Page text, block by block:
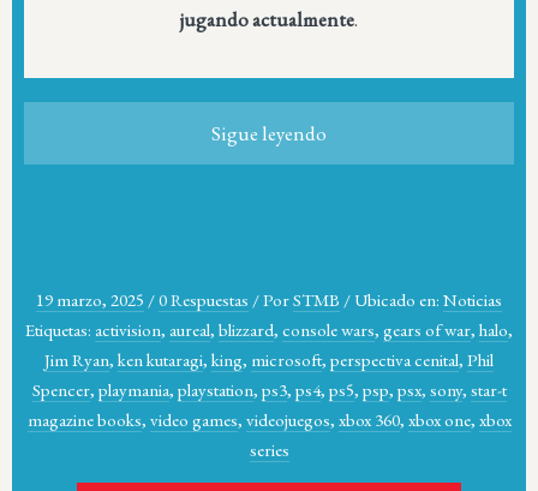
jugando actualmente.
Sigue leyendo
19 marzo, 2025 /0 Respuestas /PorSTMB / Ubicado en: Noticias
Etiquetas: activision, aureal, blizzard, console wars, gears of war, halo,
Jim Ryan, ken kutaragi, king, microsoft, perspectiva cenital, Phil
Spencer, playmania, playstation, ps3, ps4, ps5, psp, psx, sony, star-t
magazine books, video games, videojuegos, xbox 360, xbox one, xbox
series